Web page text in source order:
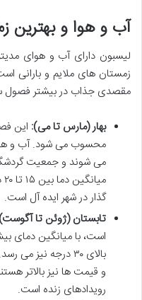
آب و هوا و بهترین
لیسبون دارای آب و هوای
زمستان های ملایم و بارانی
مقصدی جذاب در بیشتر فصول
بهار (مارس تا می): این
محسوب می شود. آب و
می شوند و جمعیت
گذار در شهر ایده آل است.
تابستان (ژوئن تا
بالای ۳۰ درجه
و قیمت ها نیز بالاتر
رویدادهای زنده است.